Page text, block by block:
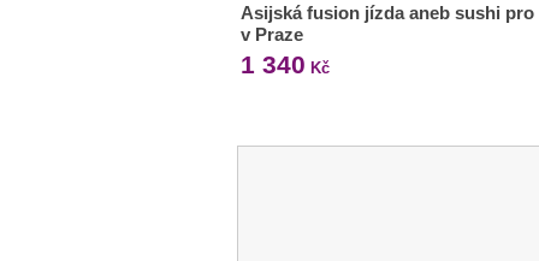
Asijská fusion jízda aneb sushi pro
v Praze
1 340 Kč